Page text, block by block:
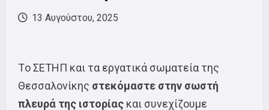
13 Αυγούστου, 2025
Τo ΣΕΤΗΠ και τα εργατικά σωματεία της
Θεσσαλονίκης στεκόμαστε στην σωστή
πλευρά της ιστορίας και συνεχίζουμε